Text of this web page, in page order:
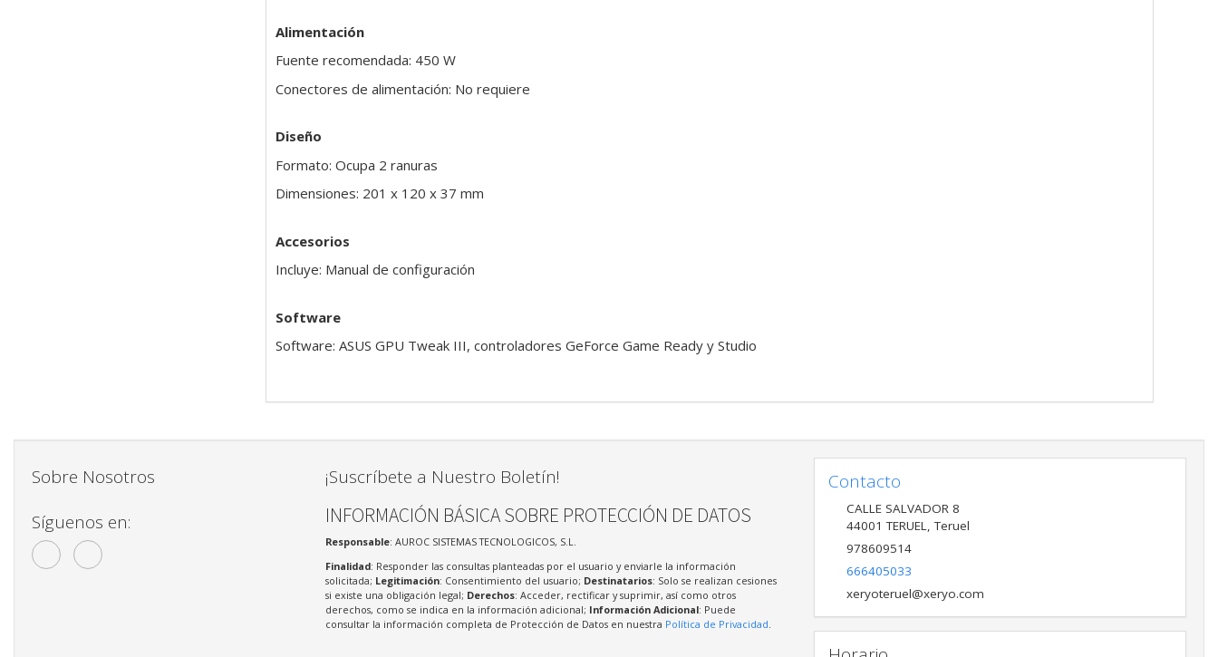
Alimentación
Fuente recomendada: 450 W
Conectores de alimentación: No requiere
Diseño
Formato: Ocupa 2 ranuras
Dimensiones: 201 x 120 x 37 mm
Accesorios
Incluye: Manual de configuración
Software
Software: ASUS GPU Tweak III, controladores GeForce Game Ready y Studio
Sobre Nosotros
Síguenos en:
¡Suscríbete a Nuestro Boletín!
INFORMACIÓN BÁSICA SOBRE PROTECCIÓN DE DATOS
Responsable: AUROC SISTEMAS TECNOLOGICOS, S.L.
Finalidad: Responder las consultas planteadas por el usuario y enviarle la información
solicitada; Legitimación: Consentimiento del usuario; Destinatarios: Solo se realizan cesiones
si existe una obligación legal; Derechos: Acceder, rectificar y suprimir, así como otros
derechos, como se indica en la información adicional; Información Adicional: Puede
consultar la información completa de Protección de Datos en nuestra Política de Privacidad
Contacto
CALLE SALVADOR 8
44001 TERUEL,Teruel
978609514
666405033
xeryoteruel@xeryo.com